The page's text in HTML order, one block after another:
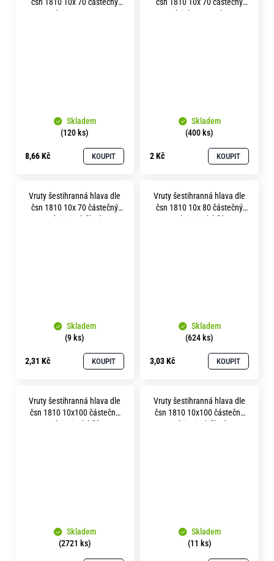
Skladem
(120 ks)
8,66 Kč KOUPIT
závit bez povrchu
Skladem
(400 ks)
2 Kč KOUPIT
Vruty šestihranná hlava dle
čsn 1810 10x 70 částečný
závit zinek žlutý
Skladem
(9 ks)
2,31 Kč KOUPIT
Vruty šestihranná hlava dle
čsn 1810 10x 80 částečný
závit zinek bílý
Skladem
(624 ks)
3,03 Kč KOUPIT
Vruty šestihranná hlava dle
čsn 1810 10x100 částečný
závit zinek bílý
Skladem
(2721 ks)
Vruty šestihranná hlava dle
čsn 1810 10x100 částečný
závit zinek žlutý
Skladem
(11 ks)